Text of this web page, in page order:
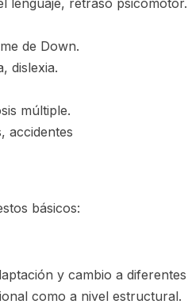
lenguaje, retraso psicomotor.
de Down.
dislexia.
múltiple.
accidentes
básicos:
y cambio a diferentes
como a nivel estructural.